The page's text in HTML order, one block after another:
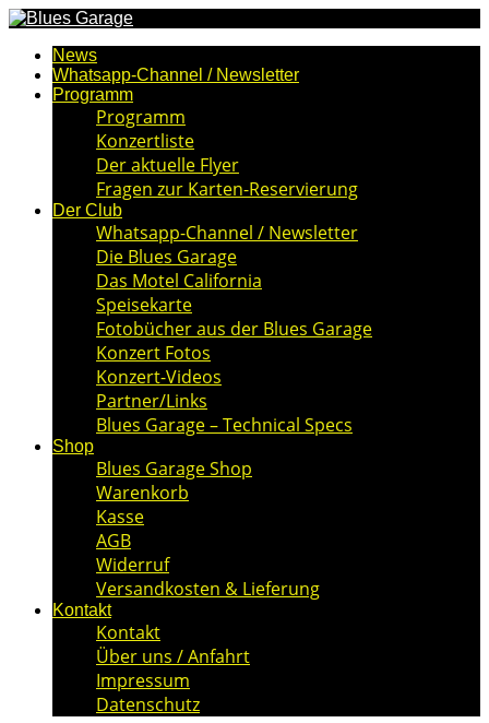
News
Whatsapp-Channel / Newsletter
Programm
Programm
Konzertliste
Der aktuelle Flyer
Fragen zur Karten-Reservierung
Der Club
Whatsapp-Channel / Newsletter
Die Blues Garage
Das Motel California
Speisekarte
Fotobücher aus der Blues Garage
Konzert Fotos
Konzert-Videos
Partner/Links
Blues Garage – Technical Specs
Shop
Blues Garage Shop
Warenkorb
Kasse
AGB
Widerruf
Versandkosten & Lieferung
Kontakt
Kontakt
Über uns / Anfahrt
Impressum
Datenschutz